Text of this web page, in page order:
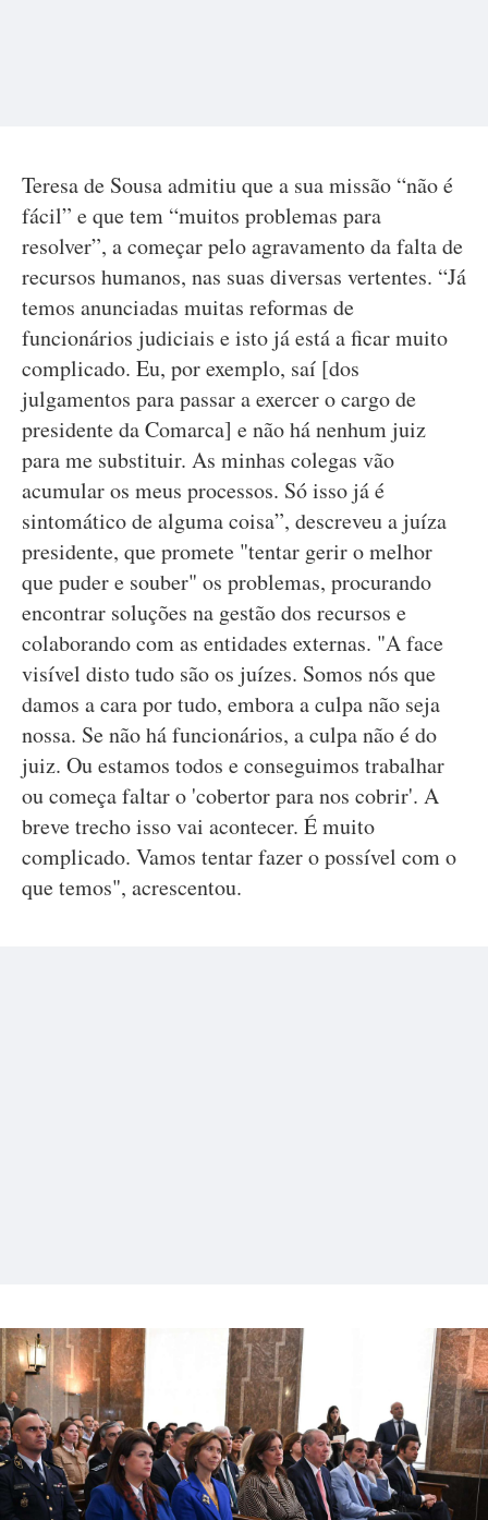
Teresa de Sousa admitiu que a sua missão “não é
fácil” e que tem “muitos problemas para
resolver”, a começar pelo agravamento da falta de
recursos humanos, nas suas diversas vertentes. “Já
temos anunciadas muitas reformas de
funcionários judiciais e isto já está a ficar muito
complicado. Eu, por exemplo, saí [dos
julgamentos para passar a exercer o cargo de
presidente da Comarca] e não há nenhum juiz
para me substituir. As minhas colegas vão
acumular os meus processos. Só isso já é
sintomático de alguma coisa”, descreveu a juíza
presidente, que promete "tentar gerir o melhor
que puder e souber" os problemas, procurando
encontrar soluções na gestão dos recursos e
colaborando com as entidades externas. "A face
visível disto tudo são os juízes. Somos nós que
damos a cara por tudo, embora a culpa não seja
nossa. Se não há funcionários, a culpa não é do
juiz. Ou estamos todos e conseguimos trabalhar
ou começa faltar o 'cobertor para nos cobrir'. A
breve trecho isso vai acontecer. É muito
complicado. Vamos tentar fazer o possível com o
que temos", acrescentou.